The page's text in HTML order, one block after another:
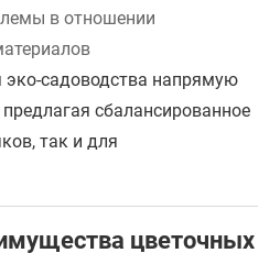
в отношении
садоводства напрямую
сбалансированное
так и для
цветочных